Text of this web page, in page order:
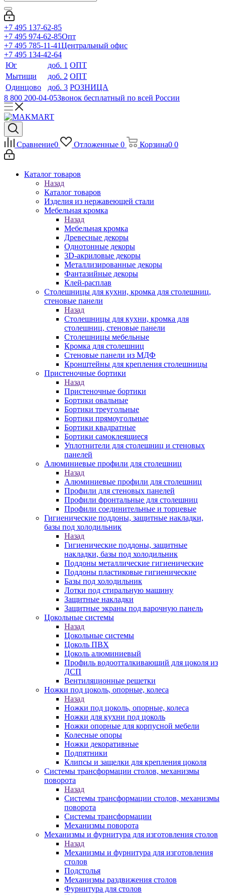
+7 495 137-62-85
+7 495 974-62-85Опт
+7 495 785-11-41Центральный офис
+7 495 134-42-64
Юг
доб. 1 ОПТ
Мытищи
доб. 2 ОПТ
Одинцово
доб. 3 РОЗНИЦА
8 800 200-04-05Звонок бесплатный по всей России
Сравнение0 Отложенные 0 Корзина0 0
Каталог товаров
Назад
Каталог товаров
Изделия из нержавеющей стали
Мебельная кромка
Назад
Мебельная кромка
Древесные декоры
Однотонные декоры
3D-акриловые декоры
Металлизированные декоры
Фантазийные декоры
Клей-расплав
Столешницы для кухни, кромка для столешниц,
стеновые панели
Назад
Столешницы для кухни, кромка для
столешниц, стеновые панели
Столешницы мебельные
Кромка для столешниц
Стеновые панели из МДФ
Кронштейны для крепления столешницы
Пристеночные бортики
Назад
Пристеночные бортики
Бортики овальные
Бортики треугольные
Бортики прямоугольные
Бортики квадратные
Бортики самоклеящиеся
Уплотнители для столешниц и стеновых
панелей
Алюминиевые профили для столешниц
Назад
Алюминиевые профили для столешниц
Профили для стеновых панелей
Профили фронтальные для столешниц
Профили соединительные и торцевые
Гигиенические поддоны, защитные накладки,
базы под холодильник
Назад
Гигиенические поддоны, защитные
накладки, базы под холодильник
Поддоны металлические гигиенические
Поддоны пластиковые гигиенические
Базы под холодильник
Лотки под стиральную машину
Защитные накладки
Защитные экраны под варочную панель
Цокольные системы
Назад
Цокольные системы
Цоколь ПВХ
Цоколь алюминиевый
Профиль водоотталкивающий для цоколя из
ДСП
Вентиляционные решетки
Ножки под цоколь, опорные, колеса
Назад
Ножки под цоколь, опорные, колеса
Ножки для кухни под цоколь
Ножки опорные для корпусной мебели
Колесные опоры
Ножки декоративные
Подпятники
Клипсы и защелки для крепления цоколя
Системы трансформации столов, механизмы
поворота
Назад
Системы трансформации столов, механизмы
поворота
Системы трансформации
Механизмы поворота
Механизмы и фурнитура для изготовления столов
Назад
Механизмы и фурнитура для изготовления
столов
Подстолья
Механизмы раздвижения столов
Фурнитура для столов